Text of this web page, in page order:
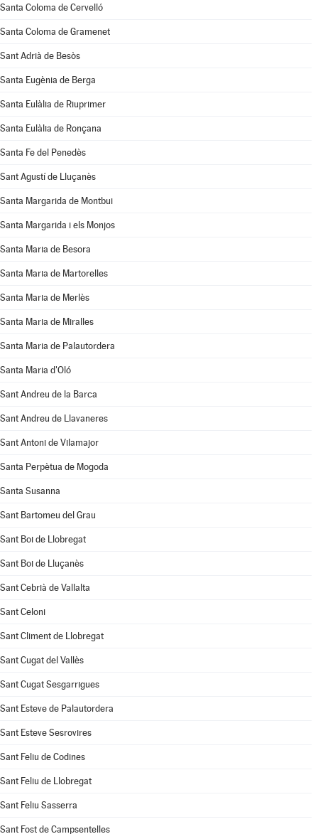
Santa Coloma de Cervelló
Santa Coloma de Gramenet
Sant Adrià de Besòs
Santa Eugènia de Berga
Santa Eulàlia de Riuprimer
Santa Eulàlia de Ronçana
Santa Fe del Penedès
Sant Agustí de Lluçanès
Santa Margarida de Montbui
Santa Margarida i els Monjos
Santa Maria de Besora
Santa Maria de Martorelles
Santa Maria de Merlès
Santa Maria de Miralles
Santa Maria de Palautordera
Santa Maria d'Oló
Sant Andreu de la Barca
Sant Andreu de Llavaneres
Sant Antoni de Vilamajor
Santa Perpètua de Mogoda
Santa Susanna
Sant Bartomeu del Grau
Sant Boi de Llobregat
Sant Boi de Lluçanès
Sant Cebrià de Vallalta
Sant Celoni
Sant Climent de Llobregat
Sant Cugat del Vallès
Sant Cugat Sesgarrigues
Sant Esteve de Palautordera
Sant Esteve Sesrovires
Sant Feliu de Codines
Sant Feliu de Llobregat
Sant Feliu Sasserra
Sant Fost de Campsentelles